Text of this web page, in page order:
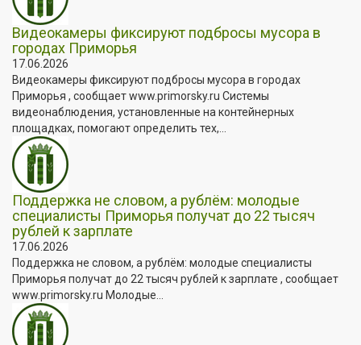
Видеокамеры фиксируют подбросы мусора в
городах Приморья
17.06.2026
Видеокамеры фиксируют подбросы мусора в городах
Приморья , сообщает www.primorsky.ru Системы
видеонаблюдения, установленные на контейнерных
площадках, помогают определить тех,...
Поддержка не словом, а рублём: молодые
специалисты Приморья получат до 22 тысяч
рублей к зарплате
17.06.2026
Поддержка не словом, а рублём: молодые специалисты
Приморья получат до 22 тысяч рублей к зарплате , сообщает
www.primorsky.ru Молодые...